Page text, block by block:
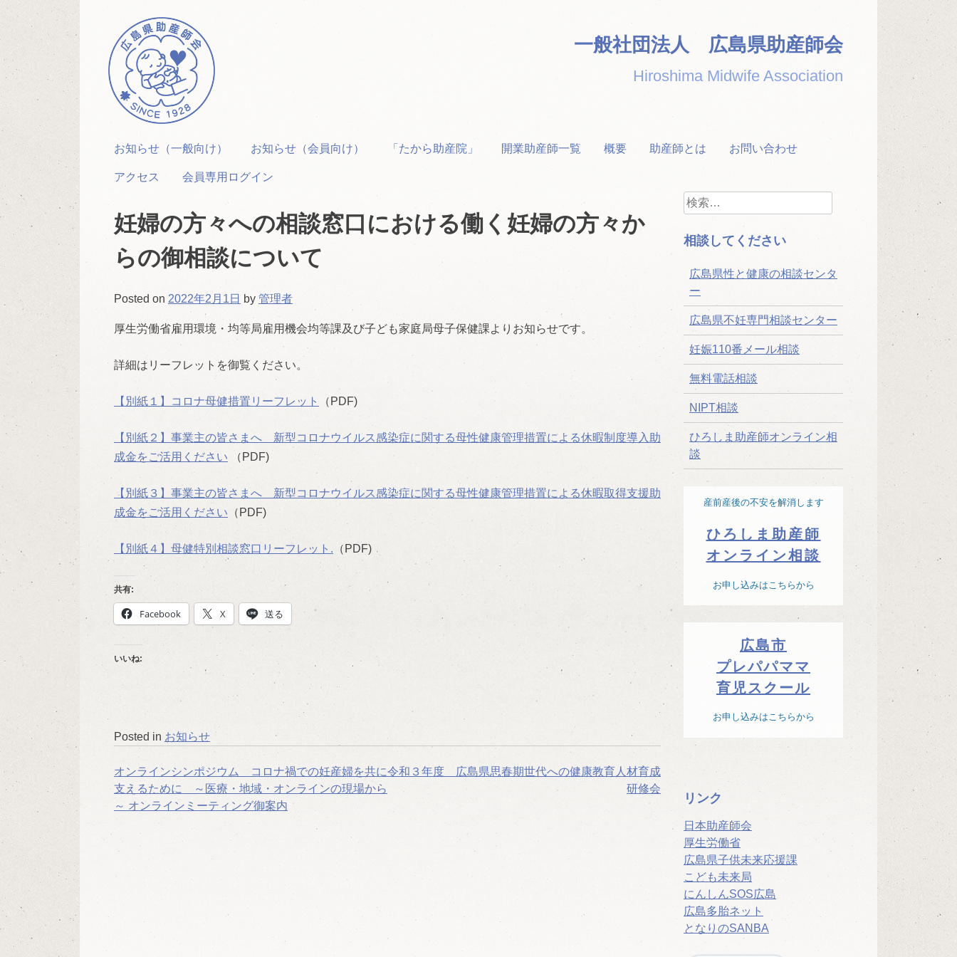
content
一般社団法人 広島県助産師会
Hiroshima Midwife Association
お知らせ（一般向け） お知らせ（会員向け） 「たから助産院」 開業助産師一覧 概要 助産師とは お問い合わせ
アクセス 会員専用ログイン
妊婦の方々への相談窓口における働く妊婦の方々か
らの御相談について
Posted on 2022年2月1日 by 管理者
厚生労働省雇用環境・均等局雇用機会均等課及び子ども家庭局母子保健課よりお知らせです。
詳細はリーフレットを御覧ください。
【別紙１】コロナ母健措置リーフレット （PDF)
【別紙２】事業主の皆さまへ 新型コロナウイルス感染症に関する母性健康管理措置による休暇制度導入助
成金をご活用ください （PDF)
【別紙３】事業主の皆さまへ 新型コロナウイルス感染症に関する母性健康管理措置による休暇取得支援助
成金をご活用ください （PDF)
【別紙４】母健特別相談窓口リーフレット. （PDF)
共有:
Facebook X 送る
いいね:
Posted in お知らせ
投
稿
ビ
オンラインシンポジウム コロナ禍での妊産婦を共に
支えるために ～医療・地域・オンラインの現場から
～ オンラインミーティング御案内
令和３年度 広島県思春期世代への健康教育人材育成
研修会
検
索:
相談してください
広島県性と健康の相談センタ
ー
広島県不妊専門相談センター
妊娠110番メール相談
無料電話相談
NIPT相談
ひろしま助産師オンライン相
談
産前産後の不安を解消します
ひろしま助産師
オンライン相談
お申し込みはこちらから
広島市
プレパパママ
育児スクール
お申し込みはこちらから
リンク
日本助産師会
厚生労働省
広島県子供未来応援課
こども未来局
にんしんSOS広島
広島多胎ネット
となりのSANBA